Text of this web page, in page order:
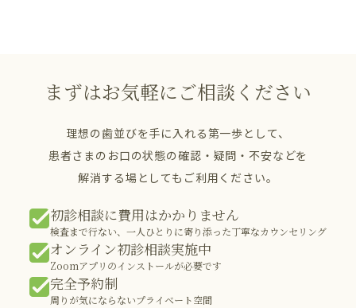
まずはお気軽にご相談ください
理想の歯並びを手に入れる第一歩として、
患者さまのお口の状態の確認・疑問・不安などを
解消する場としてもご利用ください。
初診相談に費用はかかりません
検査まで行ない、一人ひとりに寄り添った丁寧なカウンセリング
オンライン初診相談実施中
Zoomアプリのインストールが必要です
完全予約制
周りが気にならないプライベート空間